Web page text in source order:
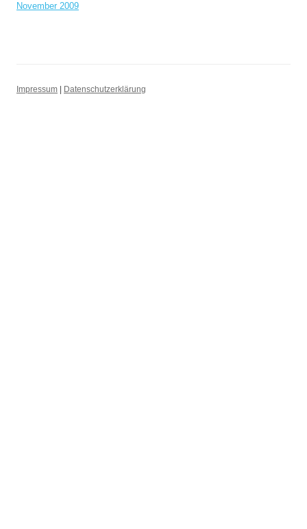
November 2009
Impressum Datenschutzerklärung